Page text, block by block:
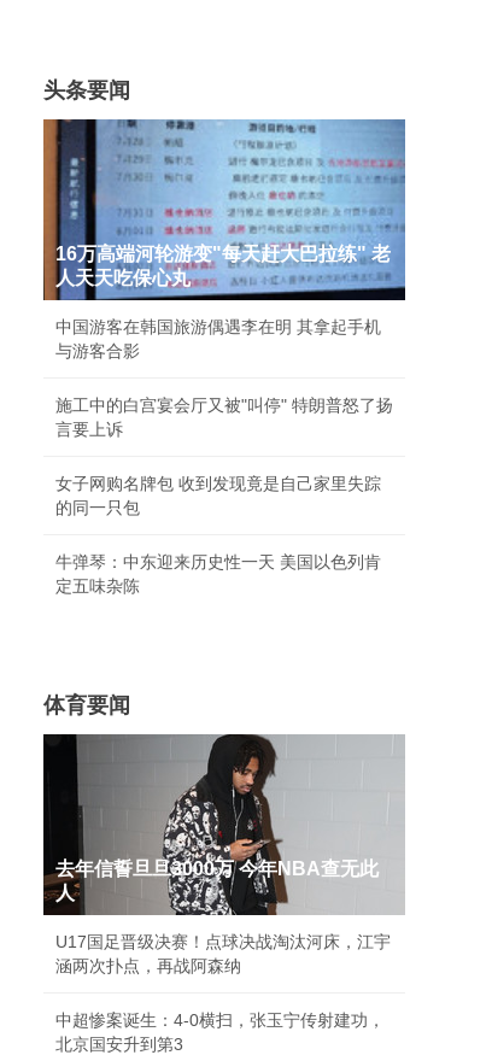
头条要闻
16万高端河轮游变"每天赶大巴拉练" 老
人天天吃保心丸
中国游客在韩国旅游偶遇李在明 其拿起手机
与游客合影
施工中的白宫宴会厅又被"叫停" 特朗普怒了扬
言要上诉
女子网购名牌包 收到发现竟是自己家里失踪
的同一只包
牛弹琴：中东迎来历史性一天 美国以色列肯
定五味杂陈
体育要闻
去年信誓旦旦3000万 今年NBA查无此
人
U17国足晋级决赛！点球决战淘汰河床，江宇
涵两次扑点，再战阿森纳
中超惨案诞生：4-0横扫，张玉宁传射建功，
北京国安升到第3